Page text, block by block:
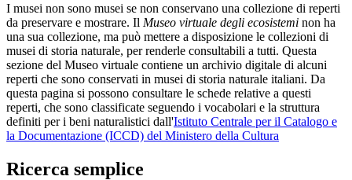
I musei non sono musei se non conservano una collezione di reperti
da preservare e mostrare. Il Museo virtuale degli ecosistemi non ha
una sua collezione, ma può mettere a disposizione le collezioni di
musei di storia naturale, per renderle consultabili a tutti. Questa
sezione del Museo virtuale contiene un archivio digitale di alcuni
reperti che sono conservati in musei di storia naturale italiani. Da
questa pagina si possono consultare le schede relative a questi
reperti, che sono classificate seguendo i vocabolari e la struttura
definiti per i beni naturalistici dall'Istituto Centrale per il Catalogo e
la Documentazione (ICCD) del Ministero della Cultura
Ricerca semplice